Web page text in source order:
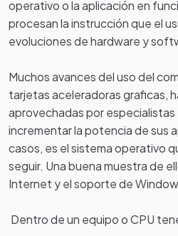
operativo o la aplicación en
procesan la instrucción que el
evoluciones de hardware y
Muchos avances del uso del
tarjetas aceleradoras graficas,
aprovechadas por
incrementar la potencia de sus
casos, es el sistema operativo
seguir. Una buena muestra de
Internet y el soporte de
Dentro de un equipo o CPU